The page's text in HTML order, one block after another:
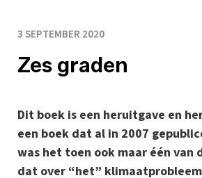
3 SEPTEMBER 2020
Zes graden
Dit boek is een heruitgave en
een boek dat al in 2007
was het toen ook maar één van
dat over “het”